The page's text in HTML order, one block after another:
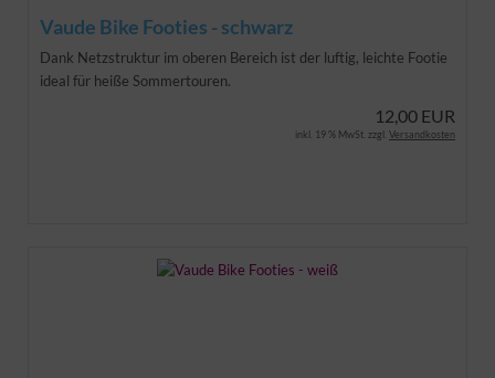
Vaude Bike Footies - schwarz
Dank Netzstruktur im oberen Bereich ist der luftig, leichte Footie
ideal für heiße Sommertouren.
12,00 EUR
inkl. 19 % MwSt. zzgl. Versandkosten